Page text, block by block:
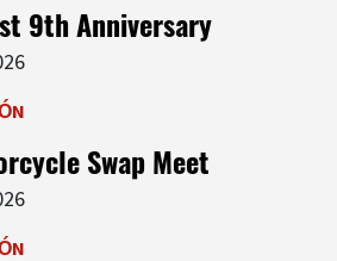
9th Anniversary
Swap Meet